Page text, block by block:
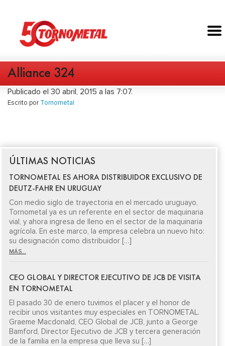
Alliance 324
Publicado el 30 abril, 2015 a las 7:07.
Escrito por Tornometal
ÚLTIMAS NOTICIAS
TORNOMETAL ES AHORA DISTRIBUIDOR EXCLUSIVO DE
DEUTZ-FAHR EN URUGUAY
Con medio siglo de trayectoria en el mercado uruguayo,
Tornometal ya es un referente en el sector de maquinaria
vial, y ahora ingresa de lleno en el sector de la maquinaria
agrícola. En este marco, la empresa celebra un nuevo hito:
su designación como distribuidor […]
MÁS...
CEO GLOBAL Y DIRECTOR EJECUTIVO DE JCB DE VISITA
EN TORNOMETAL
El pasado 30 de enero tuvimos el placer y el honor de
recibir unos visitantes muy especiales en TORNOMETAL.
Graeme Macdonald, CEO Global de JCB, junto a George
Bamford, Director Ejecutivo de JCB y tercera generación
de la familia en la empresa que lleva su […]